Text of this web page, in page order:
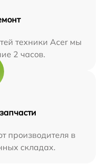
техники Acer мы
2 часов.
производителя в
складах.